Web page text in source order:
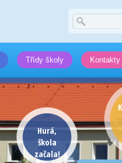
Třídy školy Kontakty
Hurá,
škola
začala!